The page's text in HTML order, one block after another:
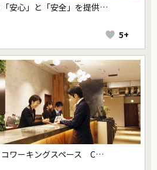
安心」と「安全」を提供…
5+
コワーキングスペース C…